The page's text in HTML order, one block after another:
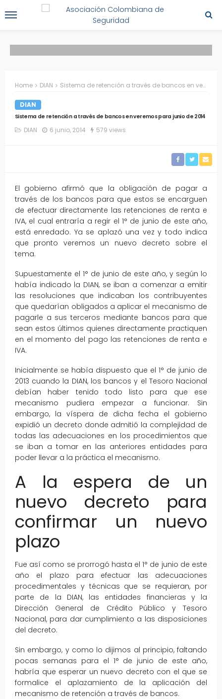
Home DIAN Sistema de retención a través de bancos en veremos para junio de 2014
DIAN
Sistema de retención a través de bancos en veremos para junio de 2014
DIAN 6 junio, 2014 579 views
El gobierno afirmó que la obligación de pagar a
través de los bancos para que estos se encarguen
de efectuar directamente las retenciones de renta e
IVA, el cual entraría a regir el 1° de junio de este año,
está enredado. Ya se aplazó una vez y todo indica
que pronto veremos un nuevo decreto sobre el
tema.
Supuestamente el 1° de junio de este año, y según lo
había indicado la DIAN, se iban a comenzar a emitir
las resoluciones que indicaban los contribuyentes
que quedarían obligados a aplicar el mecanismo de
pagarle a sus terceros mediante bancos para que
sean estos últimos quienes directamente practiquen
en el momento del pago las retenciones de renta e
IVA.
Inicialmente se había dispuesto que el 1° de junio de
2013 cuando la DIAN, los bancos y el Tesoro Nacional
debían haber tenido todo listo para que ese
mecanismo pudiera empezar a funcionar. Sin
embargo, la víspera de dicha fecha el gobierno
expidió un decreto donde admitió la complejidad de
todas las adecuaciones en los procedimientos que
se iban a tomar en las anteriores entidades para
poder llevar a la práctica el mecanismo.
A la espera de un
nuevo decreto para
confirmar un nuevo
plazo
Fue así como se prorrogó hasta el 1° de junio de este
año el plazo para efectuar las adecuaciones
procedimentales y técnicas que se requieran, por
parte de la DIAN, las entidades financieras y la
Dirección General de Crédito Público y Tesoro
Nacional, para dar cumplimiento a las disposiciones
del decreto.
Sin embargo, y como lo dijimos al principio, faltando
pocas semanas para el 1° de junio de este año,
habría que esperar un nuevo decreto con el que se
formalice el aplazamiento de la aplicación del
mecanismo de retención a través de bancos.